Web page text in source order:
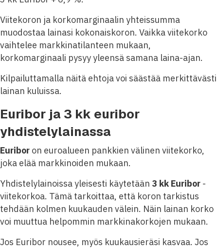
Viitekoron ja korkomarginaalin yhteissumma
muodostaa lainasi kokonaiskoron. Vaikka viitekorko
vaihtelee markkinatilanteen mukaan,
korkomarginaali pysyy yleensä samana laina-ajan.
Kilpailuttamalla näitä ehtoja voi säästää merkittävästi
lainan kuluissa.
Euribor ja 3 kk euribor
yhdistelylainassa
Euribor on euroalueen pankkien välinen viitekorko,
joka elää markkinoiden mukaan.
Yhdistelylainoissa yleisesti käytetään 3 kk Euribor -
viitekorkoa. Tämä tarkoittaa, että koron tarkistus
tehdään kolmen kuukauden välein. Näin lainan korko
voi muuttua helpommin markkinakorkojen mukaan.
Jos Euribor nousee, myös kuukausieräsi kasvaa. Jos